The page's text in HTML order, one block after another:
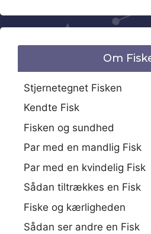
Om
Stjernetegnet Fisken
Kendte Fisk
Fisken og sundhed
Par med en mandlig Fisk
Par med en kvindelig Fisk
Sådan tiltrækkes en Fisk
Fiske og kærligheden
Sådan ser andre en Fisk